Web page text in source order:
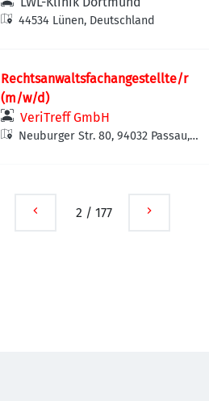
44534 Lünen, Deutschland
Rechtsanwaltsfachangestellte/r
(m/w/d)
VeriTreff GmbH
Neuburger Str. 80, 94032 Passau,
2 / 177